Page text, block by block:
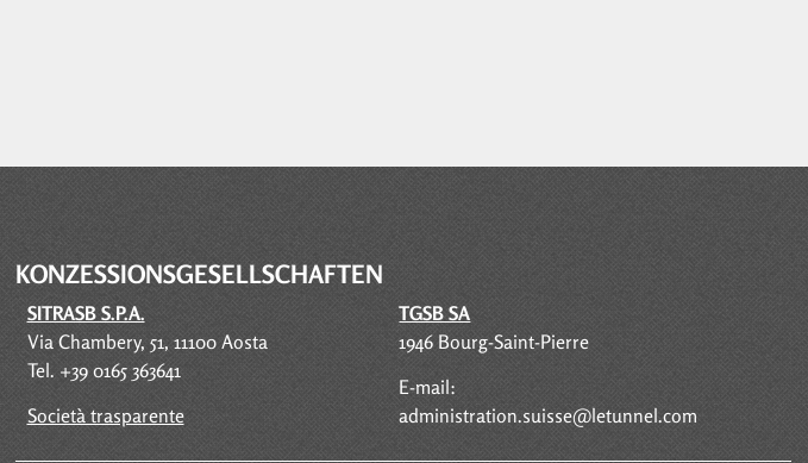
KONZESSIONSGESELLSCHAFTEN
SITRASB S.P.A.
Via Chambery, 51, 11100 Aosta
Tel. +39 0165 363641
Società trasparente
TGSB SA
1946 Bourg-Saint-Pierre
E-mail:
administration.suisse@letunnel.com